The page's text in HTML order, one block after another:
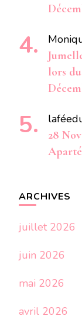
lors
28
ARCHIVES
juillet 2026
juin 2026
mai 2026
avril 2026